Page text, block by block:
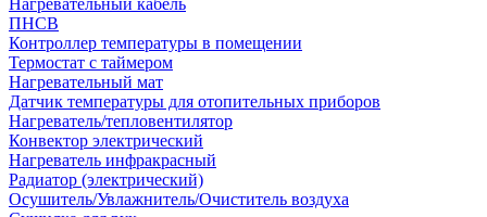
Нагревательный кабель
ПНСВ
Контроллер температуры в помещении
Термостат с таймером
Нагревательный мат
Датчик температуры для отопительных приборов
Нагреватель/тепловентилятор
Конвектор электрический
Нагреватель инфракрасный
Радиатор (электрический)
Осушитель/Увлажнитель/Очиститель воздуха